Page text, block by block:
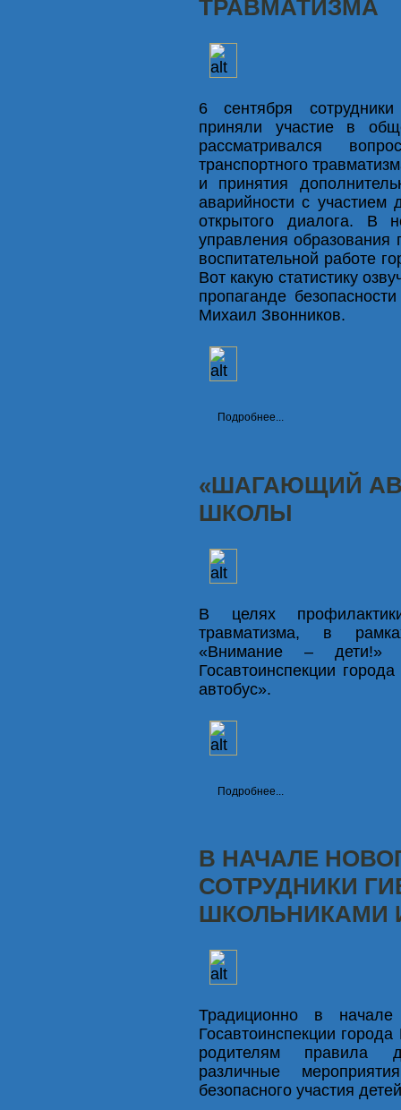
ТРАВМАТИЗМА
6 сентября
приняли участие в
рассматривался
транспортного
и принятия
аварийности с
открытого диалога. В
управления образования
воспитательной работе
Вот какую статистику
пропаганде
Михаил Звонников.
Подробнее...
«ШАГАЮЩИЙ
ШКОЛЫ
В целях профилактики
травматизма, в
«Внимание – дети!»
Госавтоинспекции
автобус».
Подробнее...
В НАЧАЛЕ
СОТРУДНИКИ
ШКОЛЬНИКАМИ
Традиционно в начале
Госавтоинспекции
родителям правила
различные
безопасного участия